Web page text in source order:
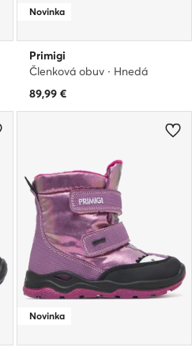
Novinka
Primigi
Členková obuv · Hnedá
89,99 €
Novinka